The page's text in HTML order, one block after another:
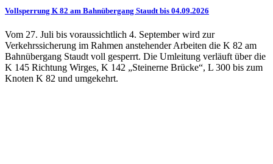
Vollsperrung K 82 am Bahnübergang Staudt bis 04.09.2026
Vom 27. Juli bis voraussichtlich 4. September wird zur
Verkehrssicherung im Rahmen anstehender Arbeiten die K 82 am
Bahnübergang Staudt voll gesperrt. Die Umleitung verläuft über die
K 145 Richtung Wirges, K 142 „Steinerne Brücke“, L 300 bis zum
Knoten K 82 und umgekehrt.